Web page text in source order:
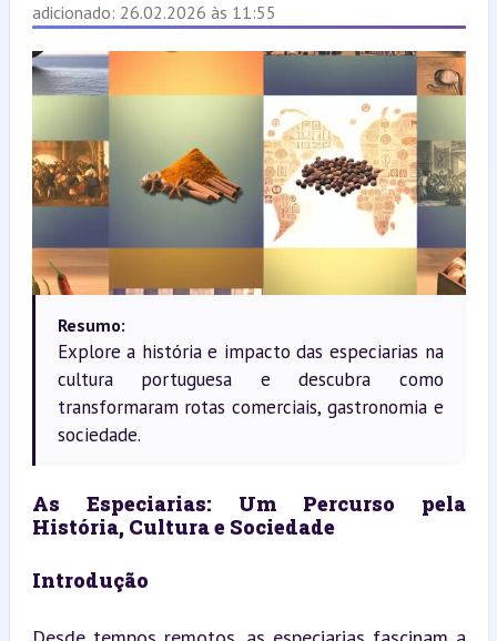
adicionado: 26.02.2026 às 11:55
Resumo:
Explore a história e impacto das especiarias na
cultura portuguesa e descubra como
transformaram rotas comerciais, gastronomia e
sociedade.
As Especiarias: Um Percurso pela
História, Cultura e Sociedade
Introdução